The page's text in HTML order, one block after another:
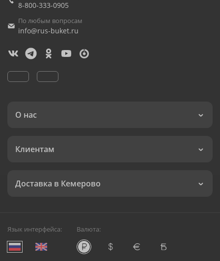
8-800-333-0905
По любым вопросам
info@rus-buket.ru
О нас
Клиентам
Доставка в Кемерово
Язык интерфейса: Валюта: